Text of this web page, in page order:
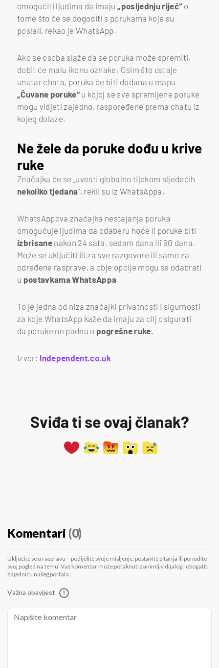
omogućiti ljudima da imaju
„posljednju riječ“ o
tome što će se dogoditi s porukama koje su
poslali, rekao je WhatsApp.
Ako se osoba slaže da se poruka može spremiti,
dobit će malu ikonu oznake. Osim što ostaje
unutar chata, poruka će biti dodana u mapu
„Čuvane poruke“ u kojoj se sve spremljene poruke
mogu vidjeti zajedno, raspoređene prema chatu iz
kojeg dolaze.
Ne žele da poruke dođu u krive
ruke
Značajka će se „uvesti globalno tijekom sljedećih
nekoliko tjedana“, rekli su iz WhatsAppa.
WhatsAppova značajka nestajanja poruka
omogućuje ljudima da odaberu hoće li poruke biti
izbrisane nakon 24 sata, sedam dana ili 90 dana.
Može se uključiti ili za sve razgovore ili samo za
određene rasprave, a obje opcije mogu se odabrati
u postavkama WhatsAppa.
To je jedna od niza značajki privatnosti i sigurnosti
za koje WhatsApp kaže da imaju za cilj osigurati
da poruke ne padnu u pogrešne ruke.
Izvor: Independent.co.uk
Sviđa ti se ovaj članak?
Komentari (0)
Uključite se u raspravu – podijelite svoje mišljenje, postavite pitanja ili ponudite
svoj pogled na temu. Vaš komentar može potaknuti zanimljiv dijalog i obogatiti
zajednicu našeg portala.
Važna obavijest !